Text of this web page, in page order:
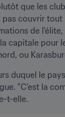
que les
couvrir
de
capitale pour
ou
duquel le
"C'est la
t-elle.